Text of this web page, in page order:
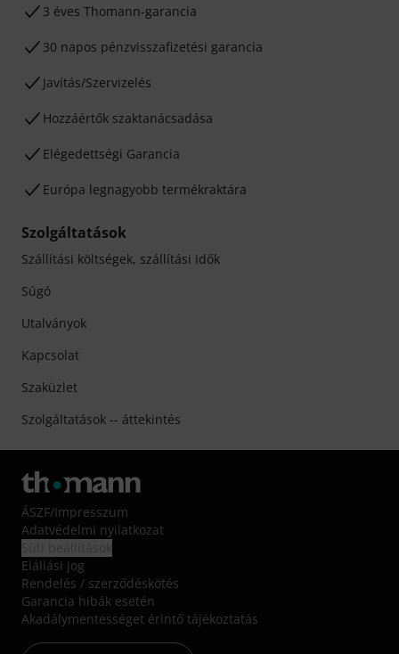
3 éves Thomann-garancia
30 napos pénzvisszafizetési garancia
Javítás/Szervizelés
Hozzáértők szaktanácsadása
Elégedettségi Garancia
Európa legnagyobb termékraktára
Szolgáltatások
Szállítási költségek, szállítási idők
Súgó
Utalványok
Kapcsolat
Szaküzlet
Szolgáltatások -- áttekintés
ÁSZF/Impresszum
Adatvédelmi nyilatkozat
Elállási jog
Rendelés / szerződéskötés
Garancia hibák esetén
Akadálymentességet érintő tájékoztatás